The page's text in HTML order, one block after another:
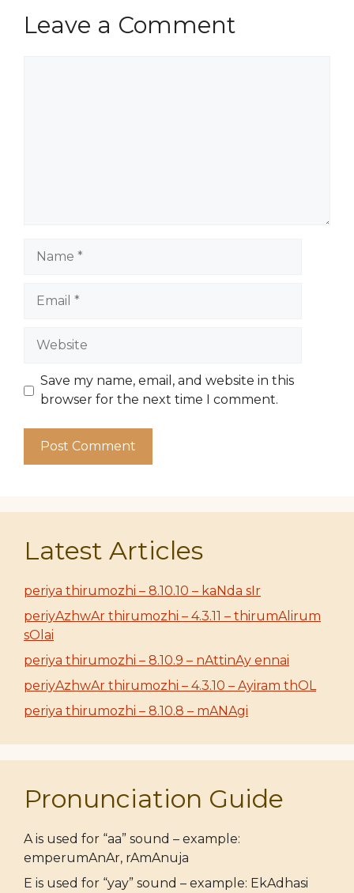
Leave a Comment
Website
Save my name, email, and website in this
browser for the next time I comment.
Latest Articles
periya thirumozhi – 8.10.10 – kaNda sIr
periyAzhwAr thirumozhi – 4.3.11 – thirumAlirum
sOlai
periya thirumozhi – 8.10.9 – nAttinAy ennai
periyAzhwAr thirumozhi – 4.3.10 – Ayiram thOL
periya thirumozhi – 8.10.8 – mANAgi
Pronunciation Guide
A is used for “aa” sound – example:
emperumAnAr, rAmAnuja
E is used for “yay” sound – example: EkAdhasi